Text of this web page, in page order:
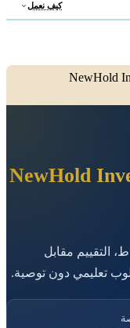
كيف نعمل
NewHold
NewHold
التقييم مقابل
تعليمي دون توصية.